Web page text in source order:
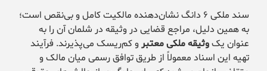
سند ملکی ۶ دانگ نشان‌دهنده مالکیت کامل و بی‌نقص است؛
به همین دلیل، مراجع قضایی در وثیقه در شلمان آن را به
عنوان یکوثیقه ملکی معتبرو کم‌ریسک می‌پذیرند. فرآیند
تهیه این اسناد معمولاً از طریق توافق رسمی میان مالک و